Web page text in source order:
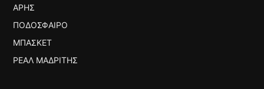
ΆΡΗΣ
ΠΟΔΌΣΦΑΙΡΟ
ΜΠΆΣΚΕΤ
ΡΕΆΛ ΜΑΔΡΊΤΗΣ